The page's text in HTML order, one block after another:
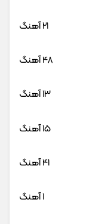
21 آهنگ
48 آهنگ
13 آهنگ
15 آهنگ
41 آهنگ
1 آهنگ